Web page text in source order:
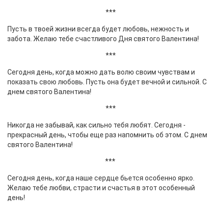
***
Пусть в твоей жизни всегда будет любовь, нежность и
забота. Желаю тебе счастливого Дня святого Валентина!
***
Сегодня день, когда можно дать волю своим чувствам и
показать свою любовь. Пусть она будет вечной и сильной. С
днем святого Валентина!
***
Никогда не забывай, как сильно тебя любят. Сегодня -
прекрасный день, чтобы еще раз напомнить об этом. С днем
святого Валентина!
***
Сегодня день, когда наше сердце бьется особенно ярко.
Желаю тебе любви, страсти и счастья в этот особенный
день!